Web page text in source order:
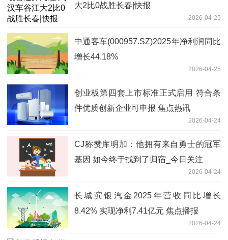
大2比0战胜长春|快报
2026-04-25
中通客车(000957.SZ)2025年净利润同比
增长44.18%
2026-04-25
创业板第四套上市标准正式启用 符合条
件优质创新企业可申报 焦点热讯
2026-04-24
CJ称赞库明加：他拥有来自勇士的冠军
基因 如今终于找到了归宿_今日关注
2026-04-24
长城滨银汽金2025年营收同比增长
8.42% 实现净利7.41亿元 焦点播报
2026-04-24